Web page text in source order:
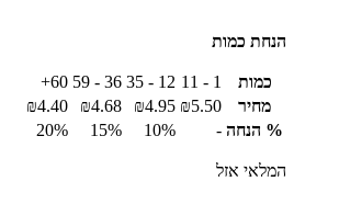
הנחת כמות
כמות 1 - 11
12 - 35
36 - 59
60+
מחיר
₪5.50
₪4.95
₪4.68
₪4.40
% הנחה -
10%
15%
20%
המלאי אזל